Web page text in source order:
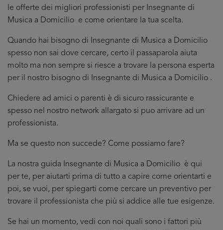
le offerte dei migliori professionisti per Insegnante di
Musica a Domicilio e come orientare la tua scelta.
Quando hai bisogno di Insegnante di Musica a Domicilio
spesso non sai dove cercare, certo il passaparola aiuta
molto ma non sempre si riesce a trovare la persona esperta
per il nostro bisogno di Insegnante di Musica a Domicilio .
Chiedere ad amici o parenti è di sicuro rassicurante e
spesso nel nostro network allargato si puo arrivare ad un
professionista.
Ma se questo non succede? Come possiamo fare?
La nostra guida Insegnante di Musica a Domicilio è qui
per te, per aiutarti prima di tutto a capire come orientarti e
poi, se vuoi, per spiegarti come cercare un preventivo per
trovare il professionista che più si addice alle tue esigenze.
Se hai un momento, vedi con noi quali sono i fattori più